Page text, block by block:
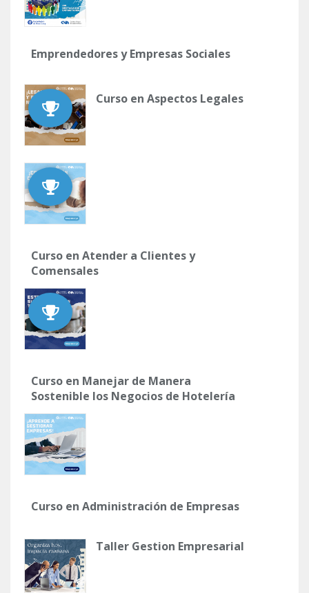
Emprendedores y Empresas Sociales
Curso en Aspectos Legales
Curso en Atender a Clientes y
Comensales
Curso en Manejar de Manera
Sostenible los Negocios de Hotelería
Curso en Administración de Empresas
Taller Gestion Empresarial